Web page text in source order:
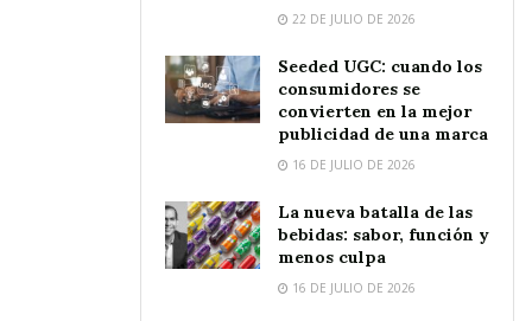
22 DE JULIO DE 2026
Seeded UGC: cuando los
consumidores se
convierten en la mejor
publicidad de una marca
16 DE JULIO DE 2026
La nueva batalla de las
bebidas: sabor, función y
menos culpa
16 DE JULIO DE 2026